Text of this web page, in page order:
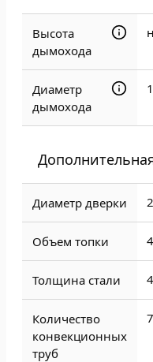
Высота
дымохода
Диаметр
дымохода
Диаметр дверки
Объем топки
Толщина стали
Количество
конвекционных
труб
7